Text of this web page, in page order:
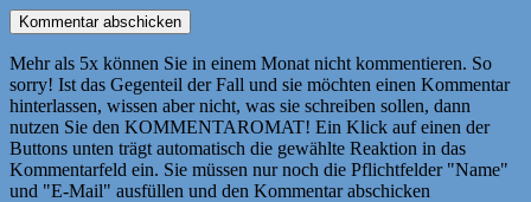
Mehr als 5x können Sie in einem Monat nicht kommentieren. So
sorry! Ist das Gegenteil der Fall und sie möchten einen Kommentar
hinterlassen, wissen aber nicht, was sie schreiben sollen, dann
nutzen Sie den KOMMENTAROMAT! Ein Klick auf einen der
Buttons unten trägt automatisch die gewählte Reaktion in das
Kommentarfeld ein. Sie müssen nur noch die Pflichtfelder "Name"
und "E-Mail" ausfüllen und den Kommentar abschicken